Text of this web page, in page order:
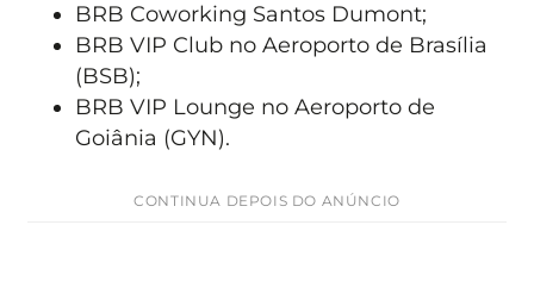
BRB Coworking Santos Dumont;
BRB VIP Club no Aeroporto de Brasília
(BSB);
BRB VIP Lounge no Aeroporto de
Goiânia (GYN).
CONTINUA DEPOIS DO ANÚNCIO